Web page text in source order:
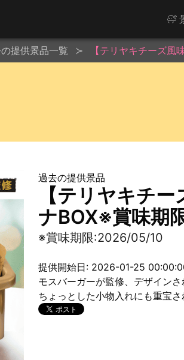
提供景品一覧 【テリヤキチーズ
過去の提供景品
【テリヤキチ
ナBOX※賞味期
※賞味期限:2026/05/10
提供開始日: 2026-01-25
モスバーガーが監修、デザイン
ちょっとした小物入れにも重宝さ